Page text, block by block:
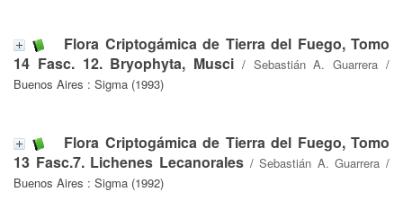
Flora Criptogámica de Tierra del Fuego, Tomo
14 Fasc. 12. Bryophyta, Musci / Sebastián A. Guarrera /
Buenos Aires : Sigma (1993)
Flora Criptogámica de Tierra del Fuego, Tomo
13 Fasc.7. Lichenes Lecanorales/Sebastián A. Guarrera /
Buenos Aires : Sigma (1992)